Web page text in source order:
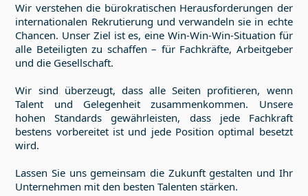
Wir verstehen die bürokratischen Herausforderungen der
internationalen Rekrutierung und verwandeln sie in echte
Chancen. Unser Ziel ist es, eine Win-Win-Win-Situation für
alle Beteiligten zu schaffen – für Fachkräfte, Arbeitgeber
und die Gesellschaft.
Wir sind überzeugt, dass alle Seiten profitieren, wenn
Talent und Gelegenheit zusammenkommen. Unsere
hohen Standards gewährleisten, dass jede Fachkraft
bestens vorbereitet ist und jede Position optimal besetzt
wird.
Lassen Sie uns gemeinsam die Zukunft gestalten und Ihr
Unternehmen mit den besten Talenten stärken.